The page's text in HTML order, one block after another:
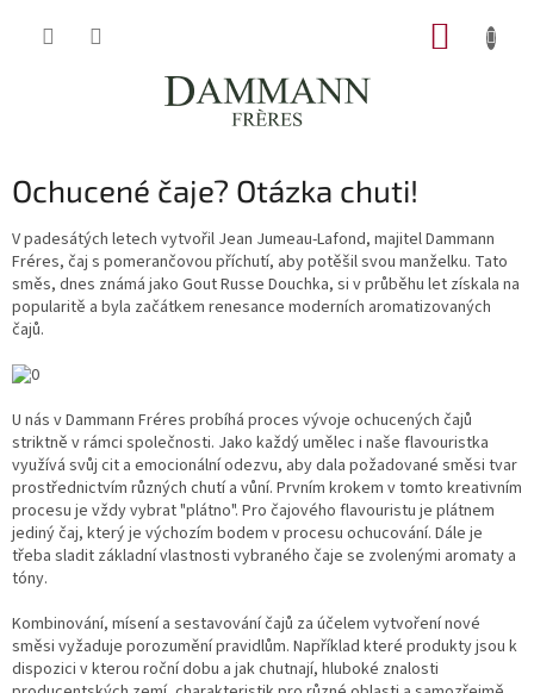
Ochucené čaje? Otázka chuti!
V padesátých letech vytvořil Jean Jumeau-Lafond, majitel Dammann
Fréres, čaj s pomerančovou příchutí, aby potěšil svou manželku. Tato
směs, dnes známá jako Gout Russe Douchka, si v průběhu let získala na
popularitě a byla začátkem renesance moderních aromatizovaných
čajů.
U nás v Dammann Fréres probíhá proces vývoje ochucených čajů
striktně v rámci společnosti. Jako každý umělec i naše flavouristka
využívá svůj cit a emocionální odezvu, aby dala požadované směsi tvar
prostřednictvím různých chutí a vůní. Prvním krokem v tomto kreativním
procesu je vždy vybrat "plátno". Pro čajového flavouristu je plátnem
jediný čaj, který je výchozím bodem v procesu ochucování. Dále je
třeba sladit základní vlastnosti vybraného čaje se zvolenými aromaty a
tóny.
Kombinování, mísení a sestavování čajů za účelem vytvoření nové
směsi vyžaduje porozumění pravidlům. Například které produkty jsou k
dispozici v kterou roční dobu a jak chutnají, hluboké znalosti